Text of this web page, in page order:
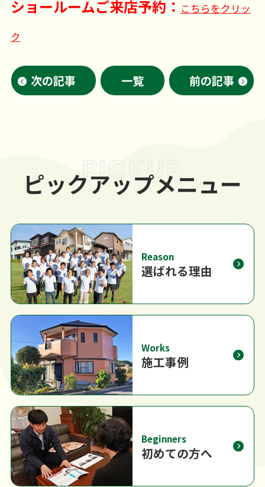
ショールームご来店予約： こちらをクリッ
ク
次の記事 一覧 前の記事
PICKUP
ピックアップメニュー
Reason
選ばれる理由
Works
施工事例
Beginners
初めての方へ